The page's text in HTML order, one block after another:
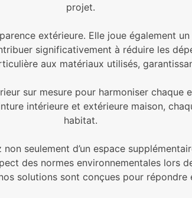
projet.
extérieure. Elle joue également
significativement à réduire les
aux matériaux utilisés,
sur mesure pour harmoniser
intérieure et extérieure maison,
habitat.
seulement d’un espace
des normes environnementales lors
solutions sont conçues pour